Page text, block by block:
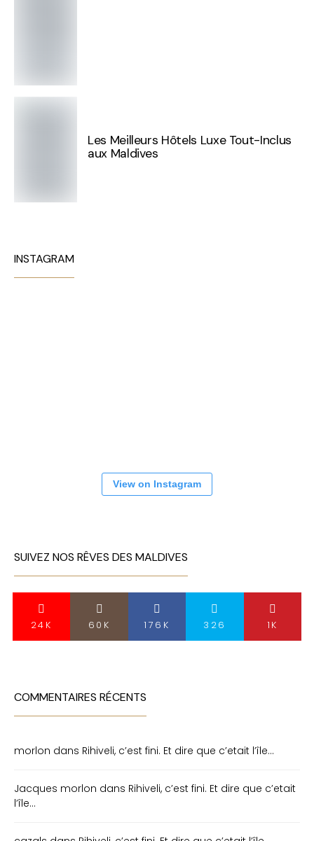
Les Meilleurs Hôtels Luxe Tout-Inclus
aux Maldives
INSTAGRAM
View on Instagram
SUIVEZ NOS RÊVES DES MALDIVES
24K 60K 176K 326 1K
COMMENTAIRES RÉCENTS
morlon dans Rihiveli, c’est fini. Et dire que c’etait l’île…
Jacques morlon dans Rihiveli, c’est fini. Et dire que c’etait
l’île…